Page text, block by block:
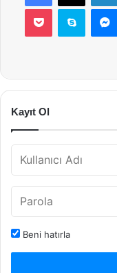
Pocket Skype
Kayıt Ol
Beni hatırla